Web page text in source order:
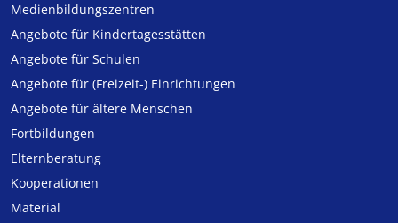
Medien­bildungs­zentren
Angebote für Kinder­tages­stätten
Angebote für Schulen
Angebote für (Freizeit-) Ein­rich­tungen
Angebote für ältere Menschen
Fortbildungen
Elternberatung
Kooperationen
Material